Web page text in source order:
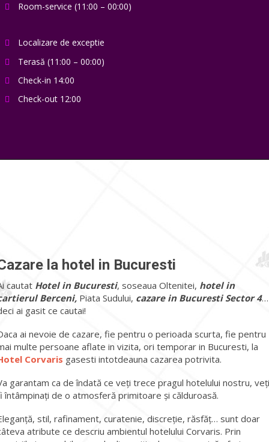
Room-service (11:00 – 00:00)
Localizare de exceptie
Terasă (11:00 – 00:00)
Check-in 14:00
Check-out 12:00
la hotel in Bucuresti
cautat Hotel in Bucuresti, soseaua Oltenitei, hotel in
Berceni, Piata Sudului, cazare in Bucuresti Sector 4…
ai gasit ce cautai!
ai nevoie de cazare, fie pentru o perioada scurta, fie pentru
multe persoane aflate in vizita, ori temporar in Bucuresti, la
Corvaris gasesti intotdeauna cazarea potrivita.
garantam ca de îndată ce veți trece pragul hotelului nostru, veți
întâmpinați de o atmosferă primitoare și călduroasă.
stil, rafinament, curatenie, discreție, răsfăț… sunt doar
atribute ce descriu ambientul hotelului Corvaris. Prin